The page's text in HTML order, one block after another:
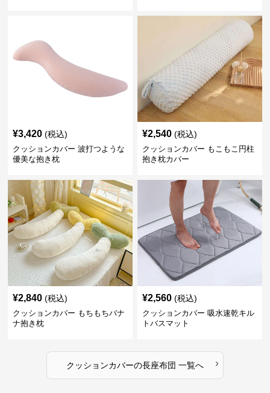
¥3,420 (税込)
クッションカバー 波打つような
優美な抱き枕
¥2,540 (税込)
クッションカバー もこもこ円柱
抱き枕カバー
¥2,840 (税込)
クッションカバー もちもちバナ
ナ抱き枕
¥2,560 (税込)
クッションカバー 吸水速乾キル
トバスマット
クッションカバーの長座布団 一覧へ ›